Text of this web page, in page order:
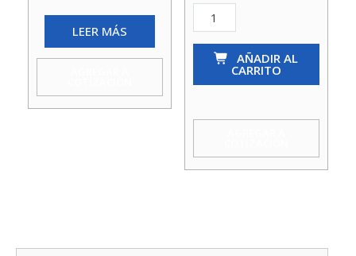
LEER MÁS
Flanche
Galv
S/Perf
AÑADIR AL
CARRITO